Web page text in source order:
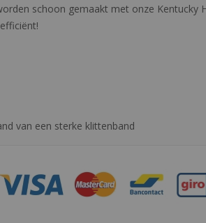
schoon gemaakt met onze
van een sterke klittenband